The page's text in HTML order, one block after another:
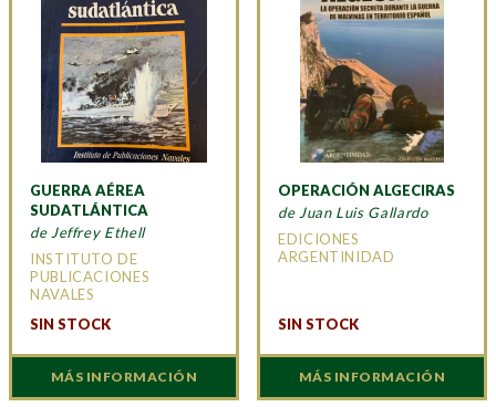
GUERRA AÉREA
SUDATLÁNTICA
de Jeffrey Ethell
INSTITUTO DE
PUBLICACIONES
NAVALES
SIN STOCK
MÁS INFORMACIÓN
OPERACIÓN ALGECIRAS
de Juan Luis Gallardo
EDICIONES
ARGENTINIDAD
SIN STOCK
MÁS INFORMACIÓN